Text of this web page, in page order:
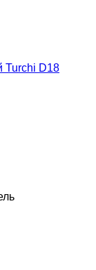
Turchi D18